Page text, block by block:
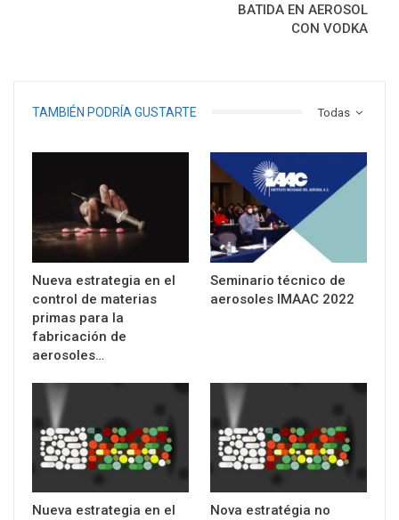
BATIDA EN AEROSOL
CON VODKA
Todas
TAMBIÉN PODRÍA GUSTARTE
Nueva estrategia en el
control de materias
primas para la
fabricación de
aerosoles…
Seminario técnico de
aerosoles IMAAC 2022
Nueva estrategia en el Nova estratégia no